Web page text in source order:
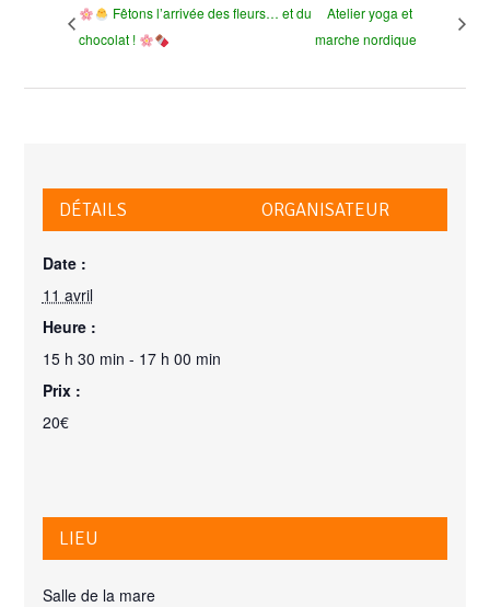
Fêtons l’arrivée des fleurs… et du
chocolat !
Atelier yoga et
marche nordique
DÉTAILS
Date :
11 avril
Heure :
15 h 30 min - 17 h 00 min
Prix :
20€
ORGANISATEUR
LIEU
Salle de la mare